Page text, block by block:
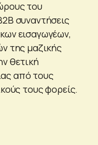
του
συναντήσεις
εισαγωγέων,
της μαζικής
θετική
από τους
τους φορείς.